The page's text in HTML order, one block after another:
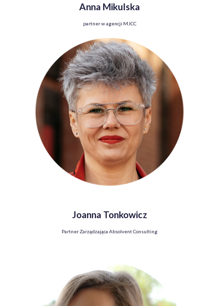
Anna Mikulska
partner w agencji MJCC
Joanna Tonkowicz
Partner Zarządzająca Absolvent Consulting